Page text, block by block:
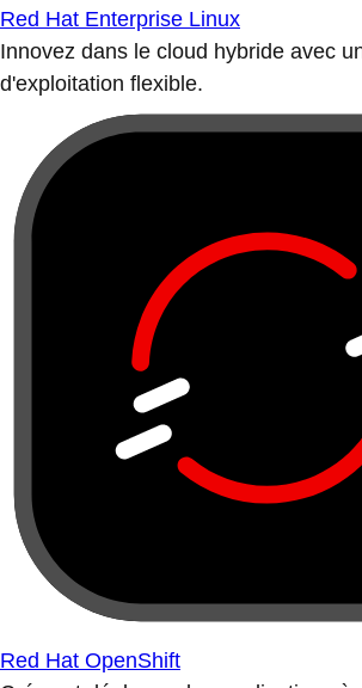
Red Hat Enterprise Linux
Innovez dans le cloud hybride avec
d'exploitation flexible.
Red Hat OpenShift